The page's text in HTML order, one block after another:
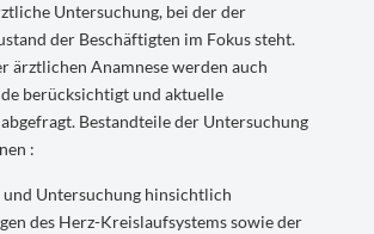
Untersuchung, bei der der
der Beschäftigten im Fokus steht.
ärztlichen Anamnese werden auch
berücksichtigt und aktuelle
Bestandteile der Untersuchung
:
und Untersuchung hinsichtlich
des Herz-Kreislaufsystems sowie der